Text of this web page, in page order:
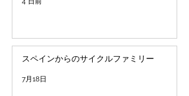
スペインからのサイクルファミリー
7月18日